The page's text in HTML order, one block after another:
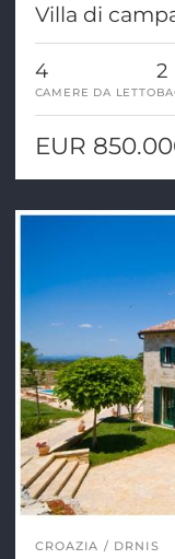
Villa di
4
CAMERE DA LETTO
2
EUR
CROAZIA DRNIS